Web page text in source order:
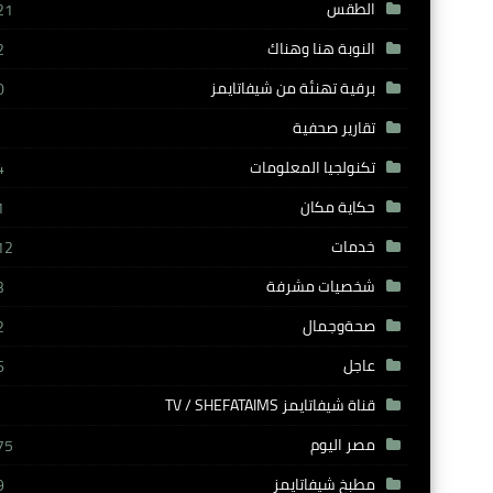
الطقس
النوبة هنا وهناك
برقية تهنئة من شيفاتايمز
تقارير صحفية
تكنولجيا المعلومات
حكاية مكان
خدمات
شخصيات مشرفة
صحةوجمال
عاجل
قناة شيفاتايمز TV / SHEFATAIMS
مصر اليوم
مطبخ شيفاتايمز